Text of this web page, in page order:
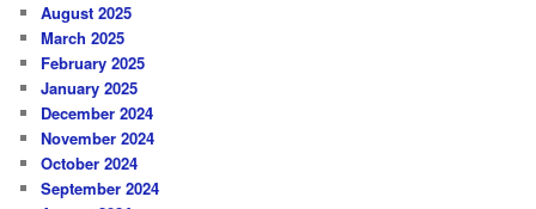
August 2025
March 2025
February 2025
January 2025
December 2024
November 2024
October 2024
September 2024